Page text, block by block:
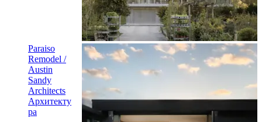
Paraiso
Remodel /
Austin
Sandy
Architects
Архитекту
ра